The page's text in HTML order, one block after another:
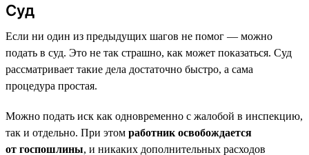
Суд
Если ни один из предыдущих шагов не помог — можно
подать в суд. Это не так страшно, как может показаться. Суд
рассматривает такие дела достаточно быстро, а сама
процедура простая.
Можно подать иск как одновременно с жалобой в инспекцию,
так и отдельно. При этом работник освобождается
от госпошлины, и никаких дополнительных расходов